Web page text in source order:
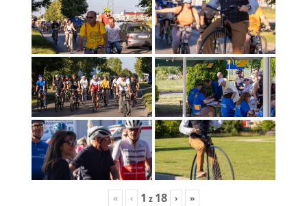
« ‹ 1 z 18 › »